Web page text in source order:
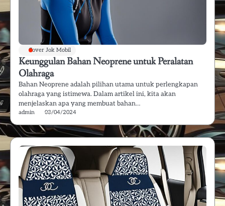
Cover Jok Mobil
Keunggulan Bahan Neoprene untuk Peralatan
Olahraga
Bahan Neoprene adalah pilihan utama untuk perlengkapan
olahraga yang istimewa. Dalam artikel ini, kita akan
menjelaskan apa yang membuat bahan…
admin 03/04/2024